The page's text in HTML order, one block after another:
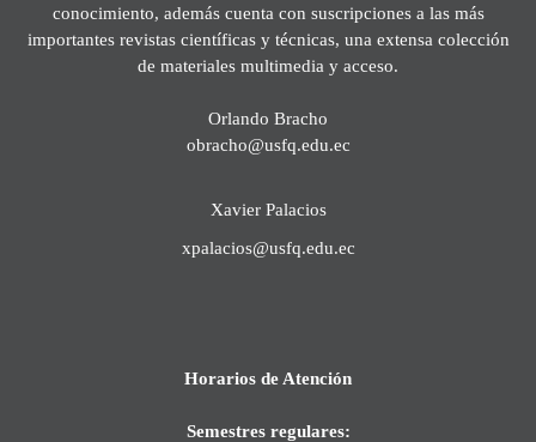
conocimiento, además cuenta con suscripciones a las más
importantes revistas científicas y técnicas, una extensa colección
de materiales multimedia y acceso.
Orlando Bracho
obracho@usfq.edu.ec
Xavier Palacios
xpalacios@usfq.edu.ec
Horarios de Atención
Semestres regulares: